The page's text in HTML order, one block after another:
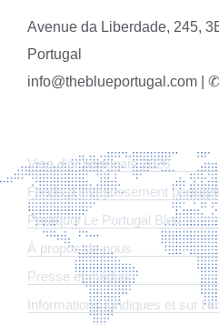
Avenue da Liberdade, 245,
Portugal
info@theblueportugal.com | ✆
Visa d'or portugais 2026
Fonds d'investissement
Pourquoi Le Portugal Bleu
À propos de nous
Presse et médias
Informations juridiques et sur